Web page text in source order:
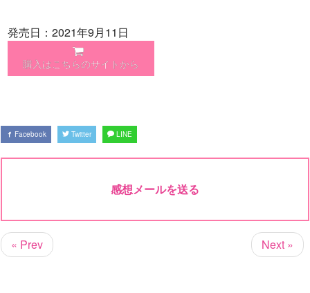
発売日：2021年9月11日
購入はこちらのサイトから
Facebook Twitter LINE
感想メールを送る
« Prev Next »